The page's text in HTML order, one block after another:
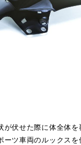
が伏せた際に体全体
ーツ車両のルックス